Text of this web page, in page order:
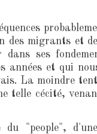
migrants et
ses
années et qui
La moindre
telle cécité,
du "people",